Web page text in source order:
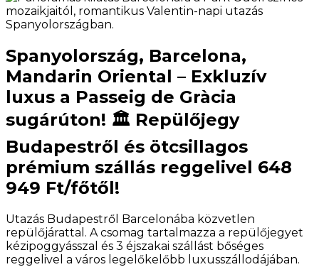
Spanyolország, Barcelona,
Mandarin Oriental – Exkluzív
luxus a Passeig de Gràcia
sugárúton! 🏛️ Repülőjegy
Budapestről és ötcsillagos
prémium szállás reggelivel 648
949 Ft/főtől!
Utazás Budapestről Barcelonába közvetlen
repülőjárattal. A csomag tartalmazza a repülőjegyet
kézipoggyásszal és 3 éjszakai szállást bőséges
reggelivel a város legelőkelőbb luxusszállodájában.